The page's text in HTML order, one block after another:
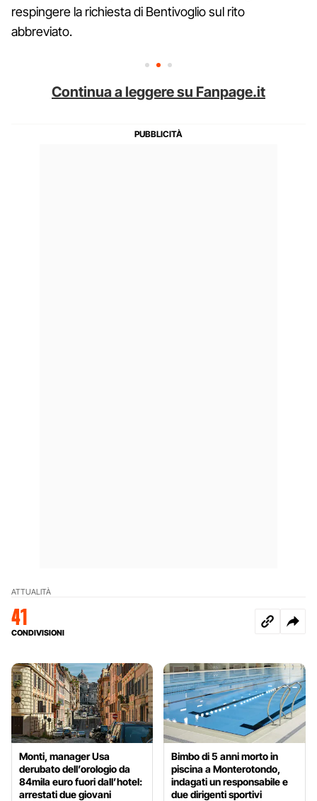
respingere la richiesta di Bentivoglio sul rito
abbreviato.
Continua a leggere su Fanpage.it
ATTUALITÀ
41
CONDIVISIONI
Monti, manager Usa
derubato dell’orologio da
84mila euro fuori dall’hotel:
arrestati due giovani
Bimbo di 5 anni morto in
piscina a Monterotondo,
indagati un responsabile e
due dirigenti sportivi